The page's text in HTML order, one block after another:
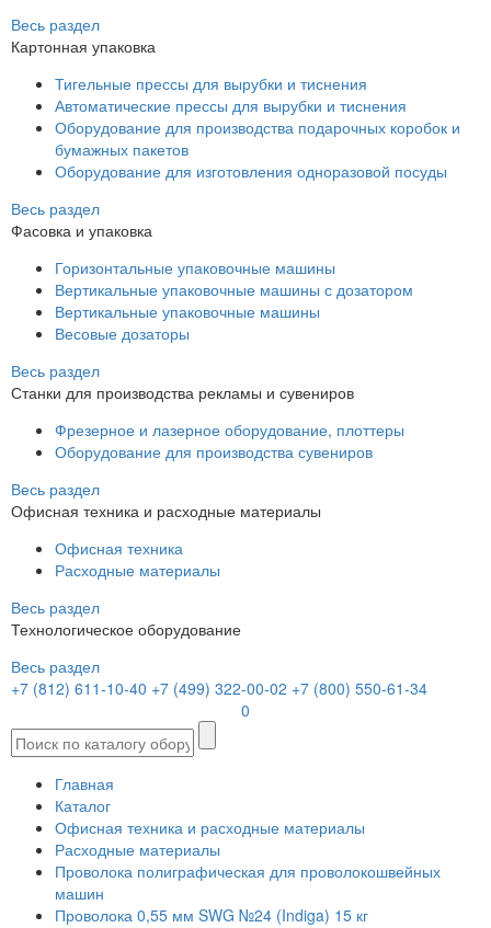
Весь раздел
Картонная упаковка
Тигельные прессы для вырубки и тиснения
Автоматические прессы для вырубки и тиснения
Оборудование для производства подарочных коробок и
бумажных пакетов
Оборудование для изготовления одноразовой посуды
Весь раздел
Фасовка и упаковка
Горизонтальные упаковочные машины
Вертикальные упаковочные машины с дозатором
Вертикальные упаковочные машины
Весовые дозаторы
Весь раздел
Станки для производства рекламы и сувениров
Фрезерное и лазерное оборудование, плоттеры
Оборудование для производства сувениров
Весь раздел
Офисная техника и расходные материалы
Офисная техника
Расходные материалы
Весь раздел
Технологическое оборудование
Весь раздел
+7 (812) 611-10-40 +7 (499) 322-00-02 +7 (800) 550-61-34
0
Главная
Каталог
Офисная техника и расходные материалы
Расходные материалы
Проволока полиграфическая для проволокошвейных
машин
Проволока 0,55 мм SWG №24 (Indiga) 15 кг